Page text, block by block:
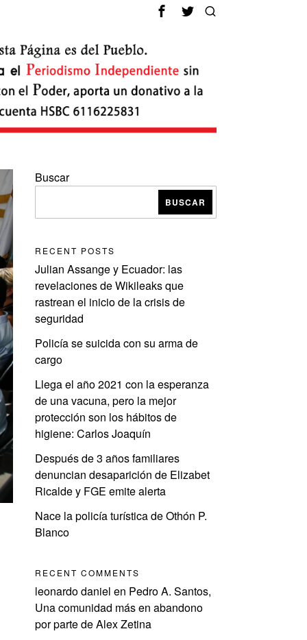
Buscar
BUSCAR
RECENT POSTS
Julian Assange y Ecuador: las
revelaciones de Wikileaks que
rastrean el inicio de la crisis de
seguridad
Policía se suicida con su arma de
cargo
Llega el año 2021 con la esperanza
de una vacuna, pero la mejor
protección son los hábitos de
higiene: Carlos Joaquín
Después de 3 años familiares
denuncian desaparición de Elizabet
Ricalde y FGE emite alerta
Nace la policía turística de Othón P.
Blanco
RECENT COMMENTS
leonardo daniel en Pedro A. Santos,
Una comunidad más en abandono
por parte de Alex Zetina